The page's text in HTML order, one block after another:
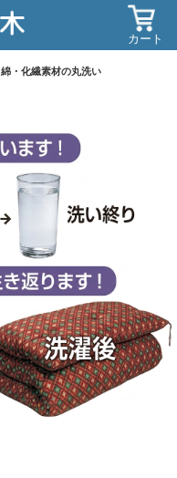
カート
綿・化繊素材の丸洗い